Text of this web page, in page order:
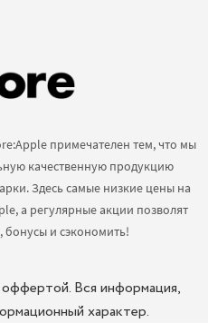
качественную продукцию
Здесь самые низкие цены на
а регулярные акции позволят
бонусы и сэкономить!
Вся информация,
характер.